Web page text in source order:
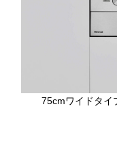
75cmワイドタイ